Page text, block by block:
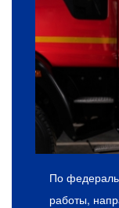
По
работы,